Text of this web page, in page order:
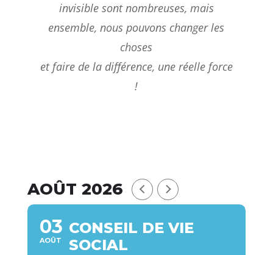
invisible sont nombreuses, mais
ensemble, nous pouvons changer les
choses
et faire de la différence, une réelle force
!
AOÛT 2026
03
AOÛT
CONSEIL DE VIE
SOCIAL